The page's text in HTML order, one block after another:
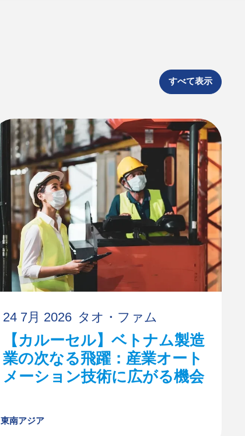
すべて表示
24 7月 2026 タオ・ファム
【カルーセル】ベトナム製造
業の次なる飛躍：産業オート
メーション技術に広がる機会
東南アジア